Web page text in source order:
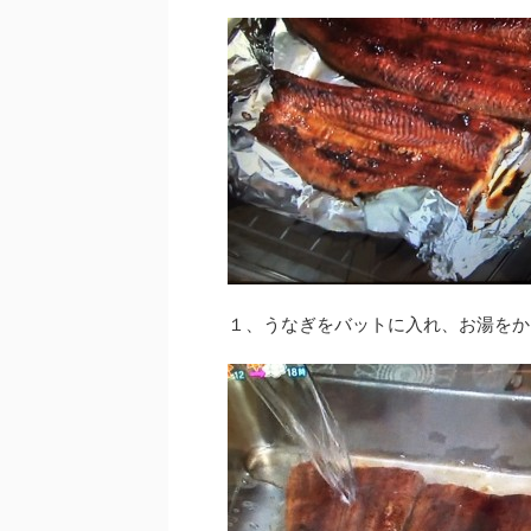
１、うなぎをバットに入れ、お湯を